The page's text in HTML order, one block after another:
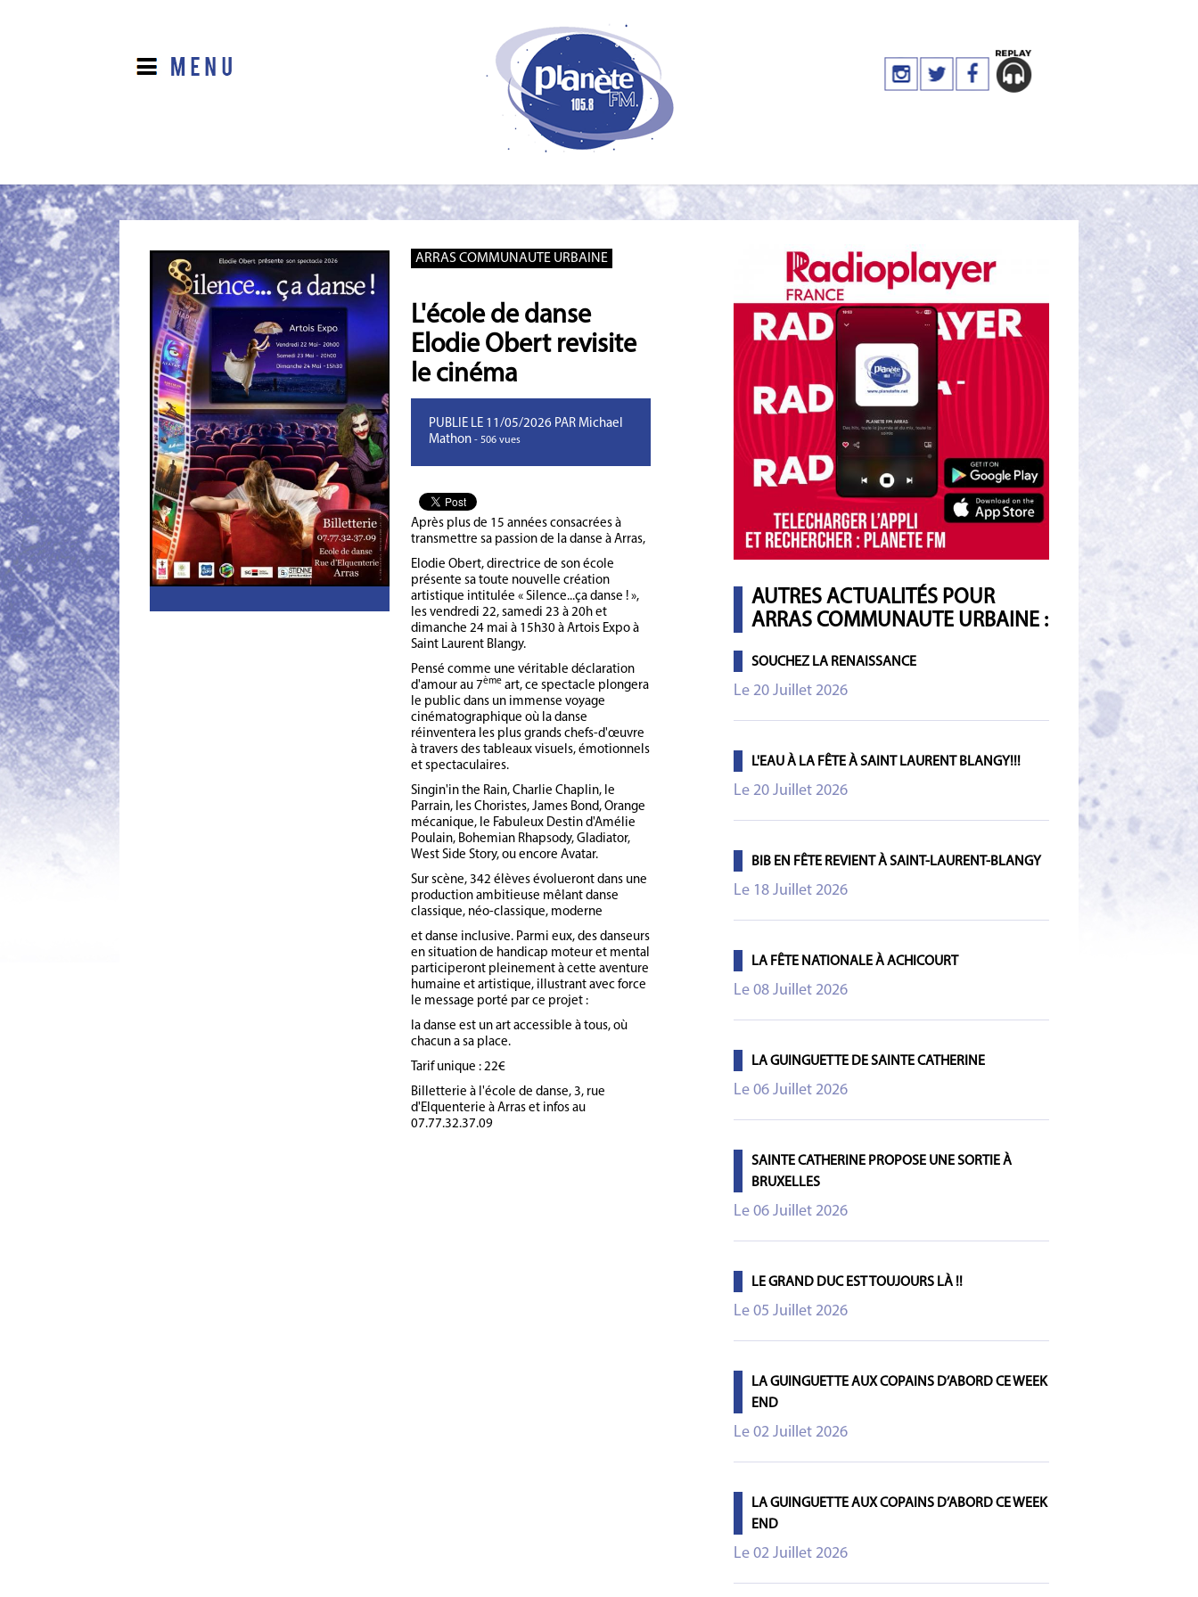
ARRAS COMMUNAUTE URBAINE
L'école de danse
Elodie Obert revisite
le cinéma
PUBLIE LE 11/05/2026 PAR Michael
Mathon - 506 vues
Après plus de 15 années consacrées à
transmettre sa passion de la danse à Arras,
Elodie Obert, directrice de son école
présente sa toute nouvelle création
artistique intitulée « Silence...ça danse ! »,
les vendredi 22, samedi 23 à 20h et
dimanche 24 mai à 15h30 à Artois Expo à
Saint Laurent Blangy.
Pensé comme une véritable déclaration
d'amour au 7ème art, ce spectacle plongera
le public dans un immense voyage
cinématographique où la danse
réinventera les plus grands chefs-d'œuvre
à travers des tableaux visuels, émotionnels
et spectaculaires.
Singin'in the Rain, Charlie Chaplin, le
Parrain, les Choristes, James Bond, Orange
mécanique, le Fabuleux Destin d'Amélie
Poulain, Bohemian Rhapsody, Gladiator,
West Side Story, ou encore Avatar.
Sur scène, 342 élèves évolueront dans une
production ambitieuse mêlant danse
classique, néo-classique, moderne
et danse inclusive. Parmi eux, des danseurs
en situation de handicap moteur et mental
participeront pleinement à cette aventure
humaine et artistique, illustrant avec force
le message porté par ce projet :
la danse est un art accessible à tous, où
chacun a sa place.
Tarif unique : 22€
Billetterie à l'école de danse, 3, rue
d'Elquenterie à Arras et infos au
07.77.32.37.09
AUTRES ACTUALITÉS POUR
ARRAS COMMUNAUTE URBAINE :
SOUCHEZ LA RENAISSANCE
Le 20 Juillet 2026
L'EAU À LA FÊTE À SAINT LAURENT BLANGY!!!
Le 20 Juillet 2026
BIB EN FÊTE REVIENT À SAINT-LAURENT-BLANGY
Le 18 Juillet 2026
LA FÊTE NATIONALE À ACHICOURT
Le 08 Juillet 2026
LA GUINGUETTE DE SAINTE CATHERINE
Le 06 Juillet 2026
SAINTE CATHERINE PROPOSE UNE SORTIE À
BRUXELLES
Le 06 Juillet 2026
LE GRAND DUC EST TOUJOURS LÀ !!
Le 05 Juillet 2026
LA GUINGUETTE AUX COPAINS D’ABORD CE WEEK
END
Le 02 Juillet 2026
LA GUINGUETTE AUX COPAINS D’ABORD CE WEEK
END
Le 02 Juillet 2026